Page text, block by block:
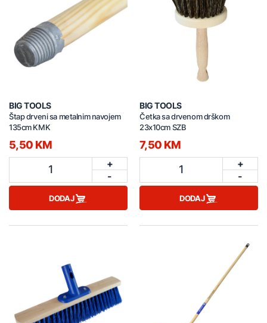
BIG TOOLS
Štap drveni sa metalnim navojem
135cm KMK
5,50 KM
1
+
-
DODAJ
BIG TOOLS
Četka sa drvenom drškom
23x10cm SZB
7,50 KM
1
+
-
DODAJ